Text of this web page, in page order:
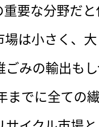
重要な分野だ
場は小さく、
みの輸出も
までに全ての